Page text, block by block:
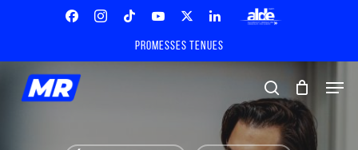
content
Twitter
Linkedin ALDE
Promesses tenues
search